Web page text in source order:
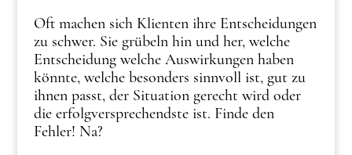
Oft machen sich Klienten ihre Entscheidungen
zu schwer. Sie grübeln hin und her, welche
Entscheidung welche Auswirkungen haben
könnte, welche besonders sinnvoll ist, gut zu
ihnen passt, der Situation gerecht wird oder
die erfolgversprechendste ist. Finde den
Fehler! Na?